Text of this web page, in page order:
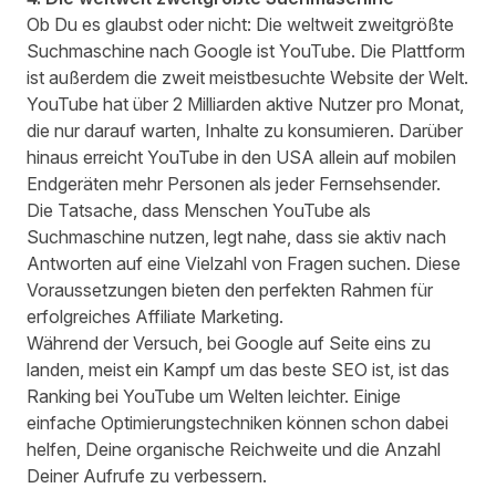
Ob Du es glaubst oder nicht: Die weltweit zweitgrößte
Suchmaschine nach Google ist YouTube. Die Plattform
ist außerdem die zweit meistbesuchte Website der Welt.
YouTube hat über 2 Milliarden aktive Nutzer pro Monat,
die nur darauf warten, Inhalte zu konsumieren. Darüber
hinaus erreicht YouTube in den USA allein auf mobilen
Endgeräten mehr Personen als jeder Fernsehsender.
Die Tatsache, dass Menschen YouTube als
Suchmaschine nutzen, legt nahe, dass sie aktiv nach
Antworten auf eine Vielzahl von Fragen suchen. Diese
Voraussetzungen bieten den perfekten Rahmen für
erfolgreiches Affiliate Marketing.
Während der Versuch, bei Google auf Seite eins zu
landen, meist ein Kampf um das beste SEO ist, ist das
Ranking bei YouTube um Welten leichter. Einige
einfache Optimierungstechniken können schon dabei
helfen, Deine organische Reichweite und die Anzahl
Deiner Aufrufe zu verbessern.